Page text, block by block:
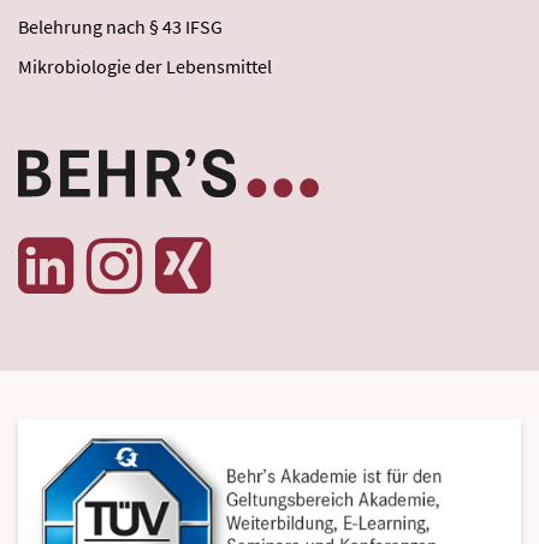
Belehrung nach § 43 IFSG
Mikrobiologie der Lebensmittel